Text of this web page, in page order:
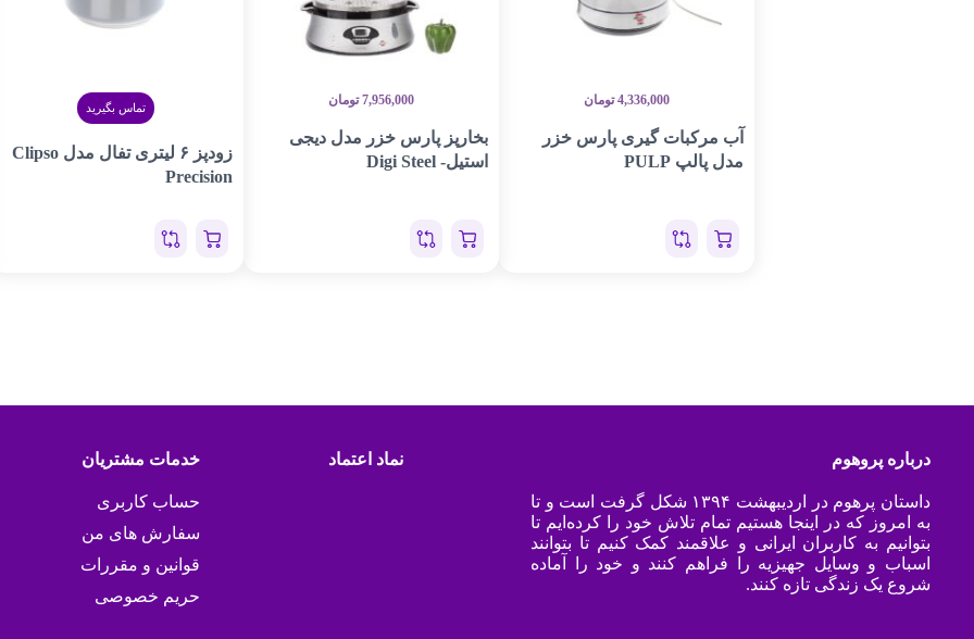
4,336,000 تومان
آب مرکبات گیری پارس خزر
مدل پالپ PULP
7,956,000 تومان
بخارپز پارس خزر مدل دیجی
استیل- Digi Steel
تماس بگیرید
زودپز ۶ لیتری تفال مدل Clipso
Precision
درباره پروهوم
داستان پرهوم در اردیبهشت ۱۳۹۴ شکل گرفت است و تا
به امروز که در اینجا هستیم تمام تلاش خود را کرده‌ایم تا
بتوانیم به کاربران ایرانی و علاقمند کمک کنیم تا بتوانند
اسباب و وسایل جهیزیه را فراهم کنند و خود را آماده
شروع یک زندگی تازه کنند.
نماد اعتماد خدمات مشتریان
حساب کاربری
سفارش های من
قوانین و مقررات
حریم خصوصی